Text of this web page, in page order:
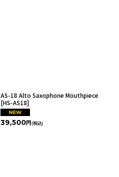
AS-18 Alto Saxophone Mouthpiece
[HS-AS18]
39,500円 (税込)